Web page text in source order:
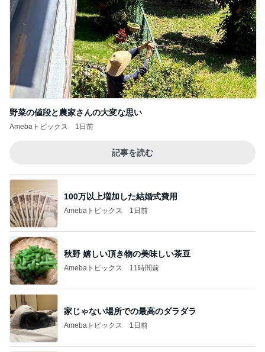
野菜の値段と農家さんの大変な思い
Amebaトピックス 1日前
記事を読む
100万以上増加した結婚式費用
Amebaトピックス 1日前
秋野 嬉しい頂き物の美味しい茶豆
Amebaトピックス 11時間前
家じゃない場所での最高のダラダラ
Amebaトピックス 1日前